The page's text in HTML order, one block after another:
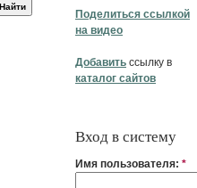
Поделиться ссылкой
на видео
Добавить ссылку в
каталог сайтов
Вход в систему
Имя пользователя: *